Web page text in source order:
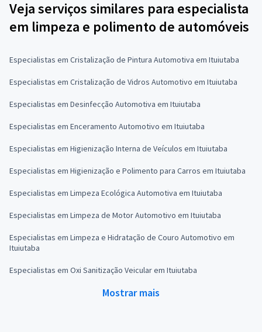
Veja serviços similares para especialista
em limpeza e polimento de automóveis
Especialistas em Cristalização de Pintura Automotiva em Ituiutaba
Especialistas em Cristalização de Vidros Automotivo em Ituiutaba
Especialistas em Desinfecção Automotiva em Ituiutaba
Especialistas em Enceramento Automotivo em Ituiutaba
Especialistas em Higienização Interna de Veículos em Ituiutaba
Especialistas em Higienização e Polimento para Carros em Ituiutaba
Especialistas em Limpeza Ecológica Automotiva em Ituiutaba
Especialistas em Limpeza de Motor Automotivo em Ituiutaba
Especialistas em Limpeza e Hidratação de Couro Automotivo em
Ituiutaba
Especialistas em Oxi Sanitização Veicular em Ituiutaba
Mostrar mais